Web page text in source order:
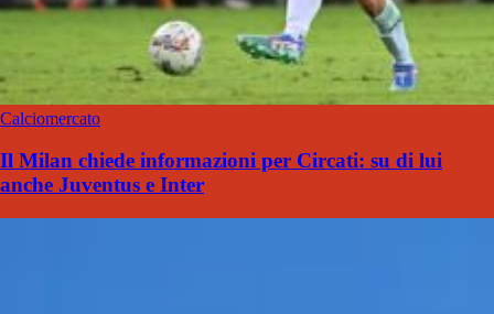
Calciomercato
Il Milan chiede informazioni per Circati: su di lui
anche Juventus e Inter